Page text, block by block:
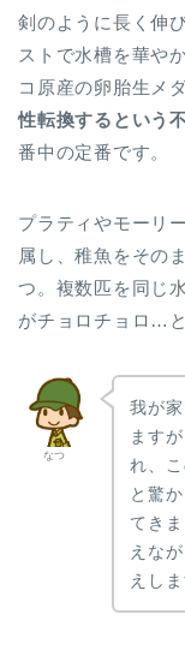
剣のように長く伸
ストで水槽を華や
コ原産の卵胎生メ
性転換するという
番中の定番です。
プラティやモーリ
属し、稚魚をその
つ。複数匹を同じ
がチョロチョロ…
なつ
我が
ます
れ、
と驚
てき
えな
えしま